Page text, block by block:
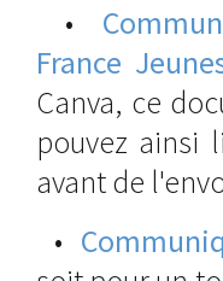
•
France
Canva, ce
pouvez ainsi
avant de
•